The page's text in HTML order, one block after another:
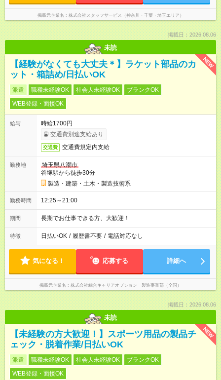
掲載元企業名 株式会社スタッフサービス（神奈川・千葉・埼玉エリア）
掲載日：2026.08.06
未読
NEW
【経験がなくても大丈夫＊】ラケット部品のカ
ット・箱詰め/日払いOK
派遣 職種未経験OK 社会人未経験OK
ブランクOK
WEB登録・面接OK
給与
時給1700円
交通費別途支給あり
交通費 交通費規定内支給
勤務地
埼玉県八潮市
谷塚駅から徒歩30分
製造・建築・土木・製造技術系
勤務時間 12:25～21:00
期間 長期でお仕事できる方、大歓迎！
特徴 日払いOK / 履歴書不要 / 電話対応なし
気になる！ 応募する 詳細へ
掲載元企業名 株式会社綜合キャリアオプション 製造事業部（全国）
掲載日：2026.08.06
未読
NEW
【未経験の方大歓迎！】スポーツ用品の製品チ
ェック・脱着作業/日払いOK
派遣 職種未経験OK 社会人未経験OK
ブランクOK
WEB登録・面接OK